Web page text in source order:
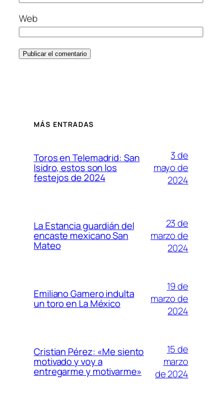
Web
MÁS ENTRADAS
Toros en Telemadrid: San
Isidro, estos son los
festejos de 2024
3 de
mayo de
2024
La Estancia guardián del
encaste mexicano San
Mateo
23 de
marzo de
2024
Emiliano Gamero indulta
un toro en La México
19 de
marzo de
2024
Cristian Pérez: «Me siento
motivado y voy a
entregarme y motivarme»
15 de
marzo
de 2024